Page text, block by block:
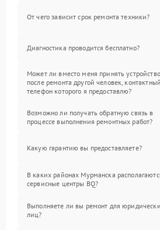
От чего зависит срок ремонта техники?
Диагностика проводится бесплатно?
Может ли вместо меня принять устройство
после ремонта другой человек, контактный
телефон которого я предоставлю?
Возможно ли получать обратную связь в
процессе выполнения ремонтных работ?
Какую гарантию вы предоставляете?
В каких районах Мурманска
сервисные центры BQ?
Выполняете ли вы ремонт для
лиц?